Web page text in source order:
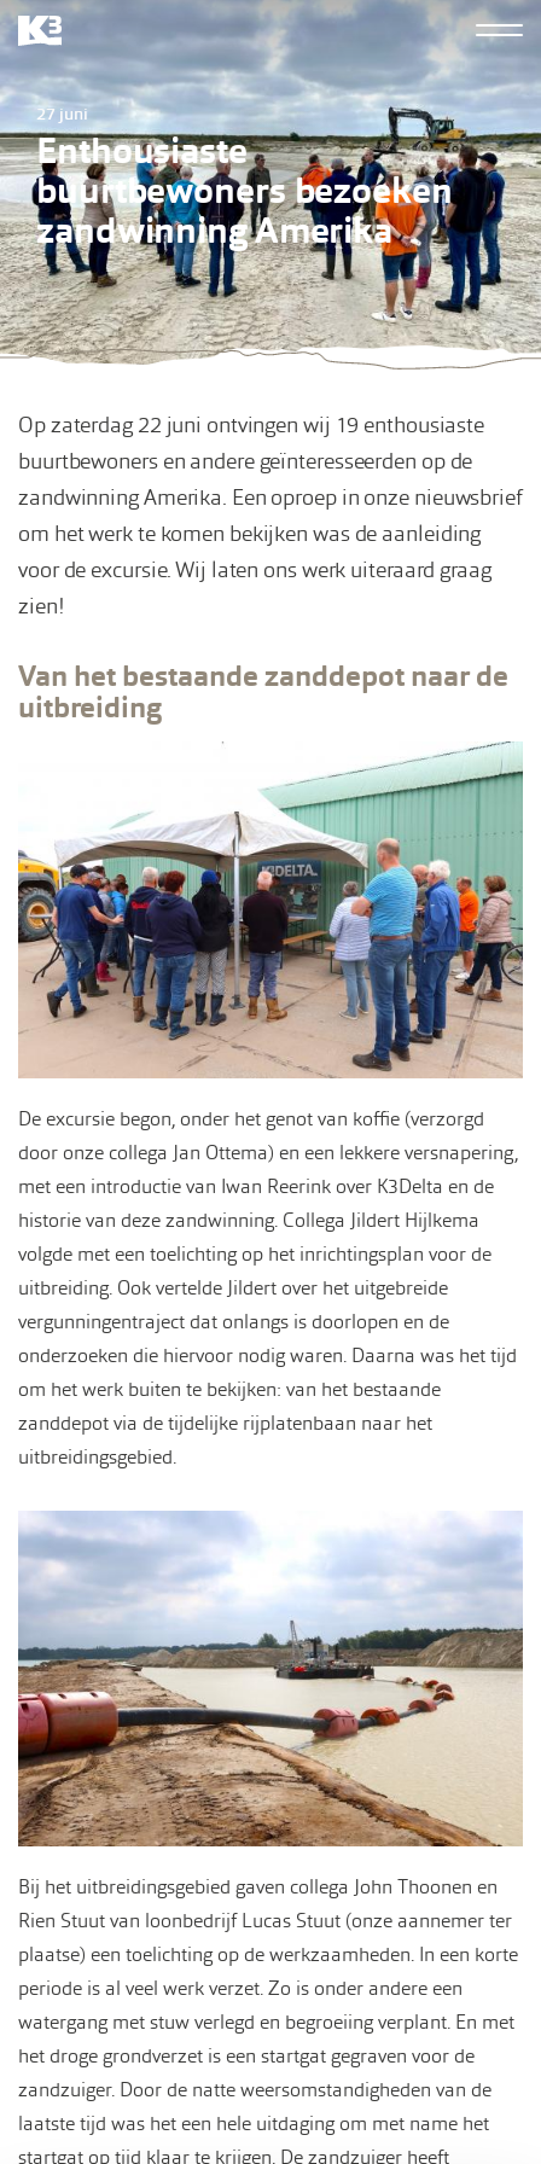
Overslaan
en
naar
inhoud
gaan
K3
derde
27 juni
Enthousiaste
buurtbewoners bezoeken
zandwinning Amerika
Op zaterdag 22 juni ontvingen wij 19 enthousiaste
buurtbewoners en andere geïnteresseerden op de
zandwinning Amerika. Een oproep in onze nieuwsbrief
om het werk te komen bekijken was de aanleiding
voor de excursie. Wij laten ons werk uiteraard graag
zien!
Van het bestaande zanddepot naar de
uitbreiding
De excursie begon, onder het genot van koffie (verzorgd
door onze collega Jan Ottema) en een lekkere versnapering,
met een introductie van Iwan Reerink over K3Delta en de
historie van deze zandwinning. Collega Jildert Hijlkema
volgde met een toelichting op het inrichtingsplan voor de
uitbreiding. Ook vertelde Jildert over het uitgebreide
vergunningentraject dat onlangs is doorlopen en de
onderzoeken die hiervoor nodig waren. Daarna was het tijd
om het werk buiten te bekijken: van het bestaande
zanddepot via de tijdelijke rijplatenbaan naar het
uitbreidingsgebied.
Bij het uitbreidingsgebied gaven collega John Thoonen en
Rien Stuut van loonbedrijf Lucas Stuut (onze aannemer ter
plaatse) een toelichting op de werkzaamheden. In een korte
periode is al veel werk verzet. Zo is onder andere een
watergang met stuw verlegd en begroeiing verplant. En met
het droge grondverzet is een startgat gegraven voor de
zandzuiger. Door de natte weersomstandigheden van de
laatste tijd was het een hele uitdaging om met name het
startgat op tijd klaar te krijgen. De zandzuiger heeft